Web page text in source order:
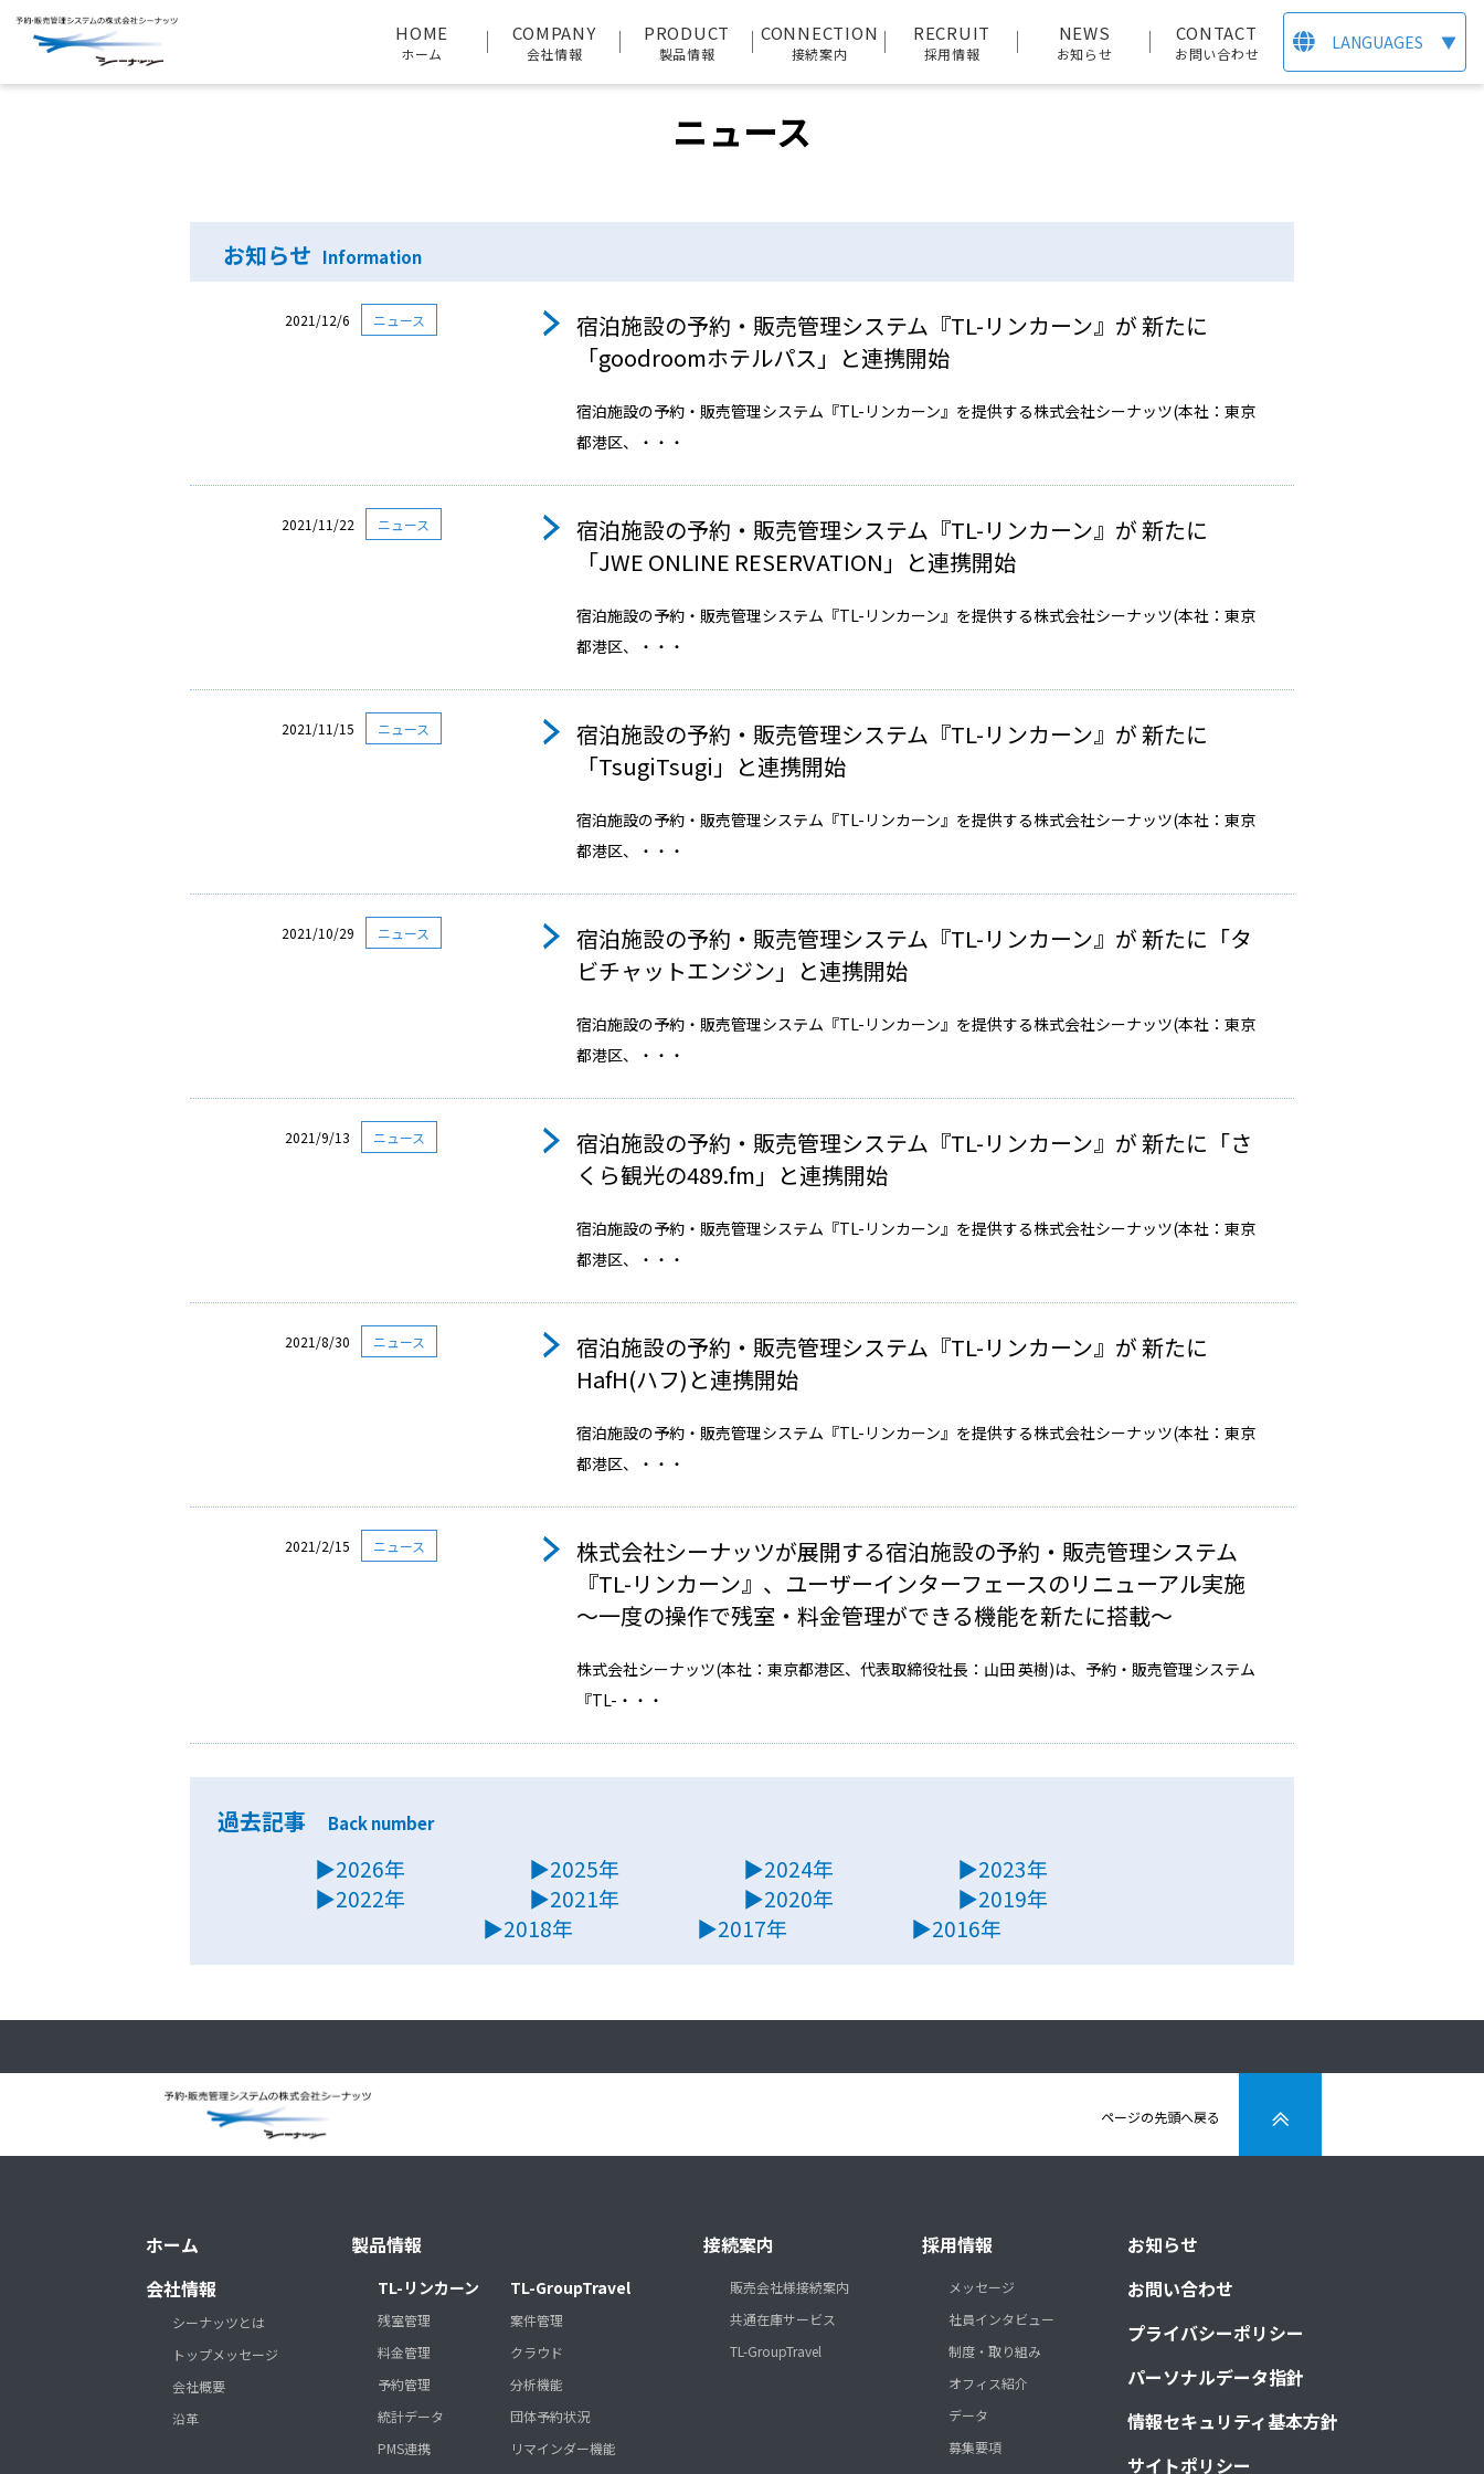
HOME
ホーム
COMPANY
会社情報
PRODUCT
製品情報
CONNECTION
接続案内
RECRUIT
採用情報
NEWS
お知らせ
CONTACT
お問い合わせ
LANGUAGES ▼
HOME
ニュース
お知らせ Information
2021/12/6 ニュース
宿泊施設の予約・販売管理システム『TL-リンカーン』が 新たに
「goodroomホテルパス」と連携開始
宿泊施設の予約・販売管理システム『TL-リンカーン』を提供する株式会社シーナッツ(本社：東京
都港区、・・・
2021/11/22 ニュース
宿泊施設の予約・販売管理システム『TL-リンカーン』が 新たに
「JWE ONLINE RESERVATION」と連携開始
宿泊施設の予約・販売管理システム『TL-リンカーン』を提供する株式会社シーナッツ(本社：東京
都港区、・・・
2021/11/15 ニュース
宿泊施設の予約・販売管理システム『TL-リンカーン』が 新たに
「TsugiTsugi」と連携開始
宿泊施設の予約・販売管理システム『TL-リンカーン』を提供する株式会社シーナッツ(本社：東京
都港区、・・・
2021/10/29 ニュース
宿泊施設の予約・販売管理システム『TL-リンカーン』が 新たに「タ
ビチャットエンジン」と連携開始
宿泊施設の予約・販売管理システム『TL-リンカーン』を提供する株式会社シーナッツ(本社：東京
都港区、・・・
2021/9/13 ニュース
宿泊施設の予約・販売管理システム『TL-リンカーン』が 新たに「さ
くら観光の489.fm」と連携開始
宿泊施設の予約・販売管理システム『TL-リンカーン』を提供する株式会社シーナッツ(本社：東京
都港区、・・・
2021/8/30 ニュース
宿泊施設の予約・販売管理システム『TL-リンカーン』が 新たに
HafH(ハフ)と連携開始
宿泊施設の予約・販売管理システム『TL-リンカーン』を提供する株式会社シーナッツ(本社：東京
都港区、・・・
2021/2/15 ニュース
株式会社シーナッツが展開する宿泊施設の予約・販売管理システム
『TL-リンカーン』、ユーザーインターフェースのリニューアル実施
〜⼀度の操作で残室・料⾦管理ができる機能を新たに搭載〜
株式会社シーナッツ(本社：東京都港区、代表取締役社⻑：⼭⽥ 英樹)は、予約・販売管理システム
『TL-・・・
過去記事 Back number
▶2026年 ▶2025年 ▶2024年
▶2023年
▶2022年
▶2021年 ▶2020年
▶2019年
▶2018年
▶2017年 ▶2016年
ページの先頭へ戻る
ホーム
会社情報
シーナッツとは
トップメッセージ
会社概要
沿革
製品情報
TL-リンカーン
残室管理
料金管理
予約管理
統計データ
PMS連携
TL-GroupTravel
案件管理
クラウド
分析機能
団体予約状況
リマインダー機能
接続案内
販売会社様接続案内
共通在庫サービス
TL-GroupTravel
採用情報
メッセージ
社員インタビュー
制度・取り組み
オフィス紹介
データ
募集要項
お知らせ
お問い合わせ
プライバシーポリシー
パーソナルデータ指針
情報セキュリティ基本方針
サイトポリシー